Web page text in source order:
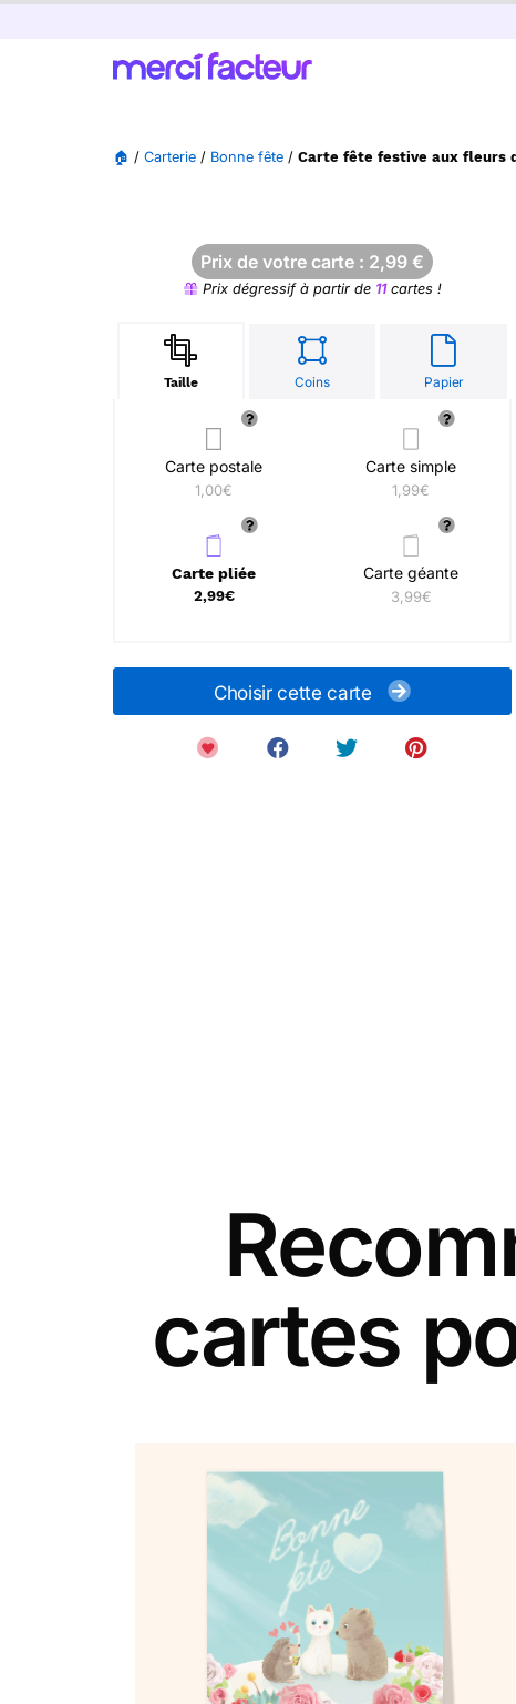
🏠 / Carterie / Bonne fête / Carte fête festive aux fleurs
Prix de votre carte : 2,99 €
Prix dégressif à partir de 11cartes !
Taille Coins Papier
Carte postale
1,00€
Carte simple
1,99€
Carte pliée
2,99€
Carte géante
3,99€
Choisir cette carte
cartes